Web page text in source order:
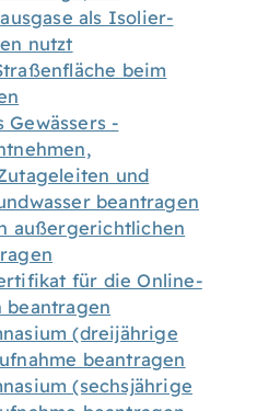
als Isolier-
nutzt
beim
Gewässers -
und
beantragen
außergerichtlichen
für die Online-
beantragen
(dreijährige
beantragen
(sechsjährige